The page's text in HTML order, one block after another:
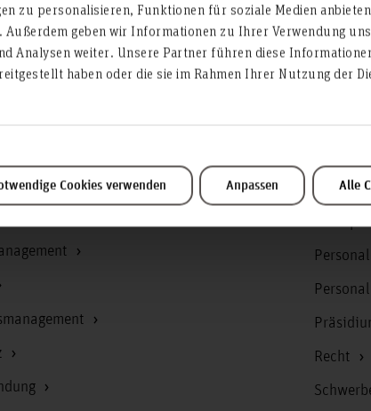
zu personalisieren, Funktionen für soziale Medien
geben wir Informationen zu Ihrer Verwendung
Analysen weiter. Unsere Partner führen diese
haben oder die sie im Rahmen Ihrer Nutzung der
Cookies verwenden Anpassen Alle
Personal
Recht